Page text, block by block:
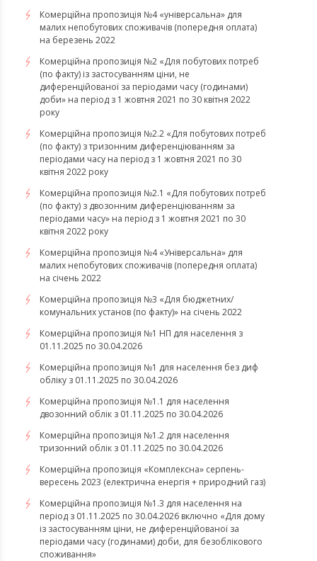
​​​​​​​Комерційна пропозиція №4 «універсальна» для
малих непобутових споживачів (попередня оплата)
на березень 2022
Комерційна пропозиція №2 «Для побутових потреб
(по факту) із застосуванням ціни, не
диференційованої за періодами часу (годинами)
доби» на період з 1 жовтня 2021 по 30 квітня 2022
року
Комерційна пропозиція №2.2 «Для побутових потреб
(по факту) з тризонним диференціюванням за
періодами часу на період з 1 жовтня 2021 по 30
квітня 2022 року
Комерційна пропозиція №2.1 «Для побутових потреб
(по факту) з двозонним диференціюванням за
періодами часу» на період з 1 жовтня 2021 по 30
квітня 2022 року
Комерційна пропозиція №4 «Універсальна» для
малих непобутових споживачів (попередня оплата)
на січень 2022
Комерційна пропозиція №3 «Для бюджетних/
комунальних установ (по факту)» на січень 2022
Комерційна пропозиція №1 НП для населення з
01.11.2025 по 30.04.2026
Комерційна пропозиція №1 для населення без диф
обліку з 01.11.2025 по 30.04.2026
Комерційна пропозиція №1.1 для населення
двозонний облік з 01.11.2025 по 30.04.2026
Комерційна пропозиція №1.2 для населення
тризонний облік з 01.11.2025 по 30.04.2026
​​​​​​​Комерційна пропозиція «Комплексна» серпень-
вересень 2023 (електрична енергія + природний газ)
Комерційна пропозиція №1.3 для населення на
період з 01.11.2025 по 30.04.2026 включно «Для дому
із застосуванням ціни, не диференційованої за
періодами часу (годинами) доби, для безоблікового
споживання»